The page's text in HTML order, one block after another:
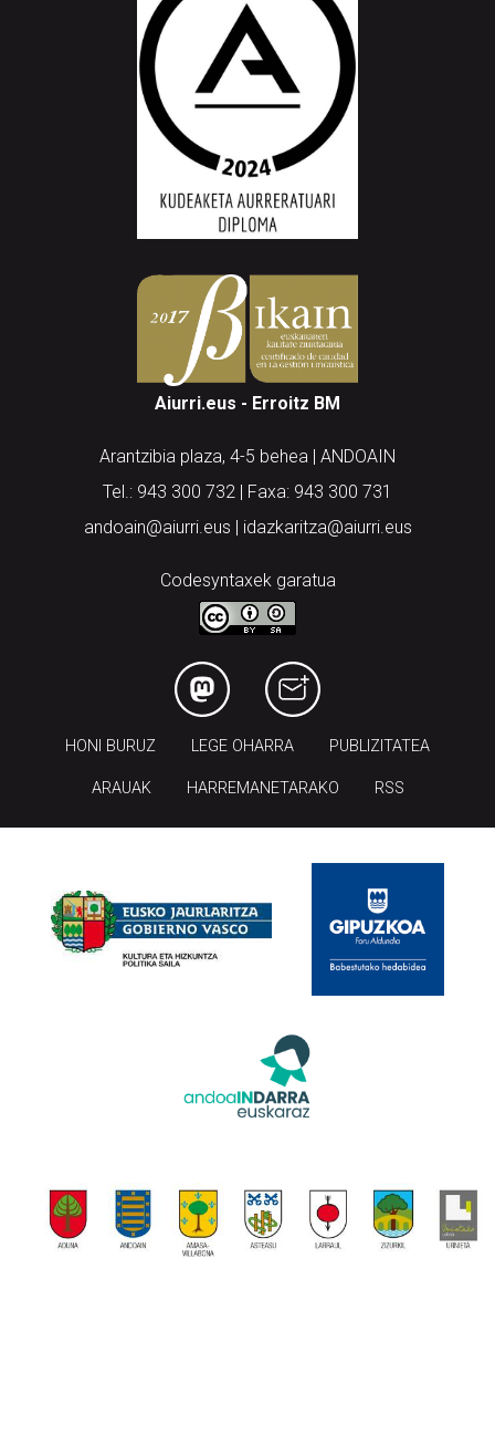
Aiurri.eus - Erroitz BM
Arantzibia plaza, 4-5 behea | ANDOAIN
Tel.: 943 300 732 | Faxa: 943 300 731
andoain@aiurri.eus | idazkaritza@aiurri.eus
Codesyntaxek garatua
HONI BURUZ LEGE OHARRA PUBLIZITATEA
ARAUAK HARREMANETARAKO RSS